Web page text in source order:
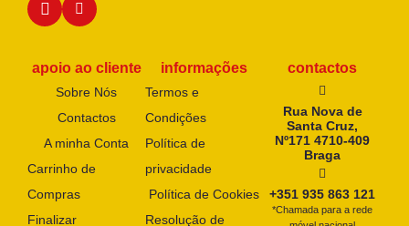
apoio ao cliente
Sobre Nós
Contactos
A minha Conta
Carrinho de
Compras
Finalizar
informações
Termos e
Condições
Política de
privacidade
Política de Cookies
Resolução de
contactos
Rua Nova de
Santa Cruz,
Nº171 4710-409
Braga
+351 935 863 121
*Chamada para a rede